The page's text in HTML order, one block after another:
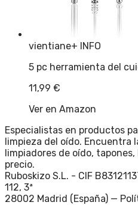
vientiane+ INFO
5 pc herramienta del
11,99 €
Ver en Amazon
Especialistas en productos
limpieza del oído. Encuentra
limpiadores de oído,
precio.
Ruboskizo S.L. - CIF
112, 3ª
28002 Madrid (España) —